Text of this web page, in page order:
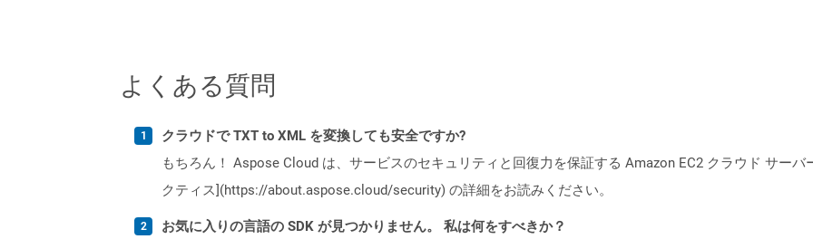
よくある質問
クラウドで TXT to XML を変換しても安全ですか?
もちろん！ Aspose Cloud は、サービスのセキュリティと回復力を保証する Amazon EC2 クラウド サー
クティス](https://about.aspose.cloud/security) の詳細をお読みください。
お気に入りの言語の SDK が見つかりません。 私は何をすべきか？